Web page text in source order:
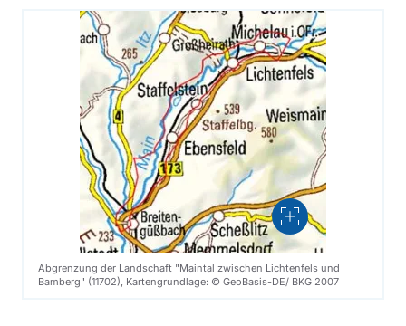
Vergrößern
Abgrenzung der Landschaft "Maintal zwischen Lichtenfels und
Bamberg" (11702), Kartengrundlage: © GeoBasis-DE/ BKG 2007